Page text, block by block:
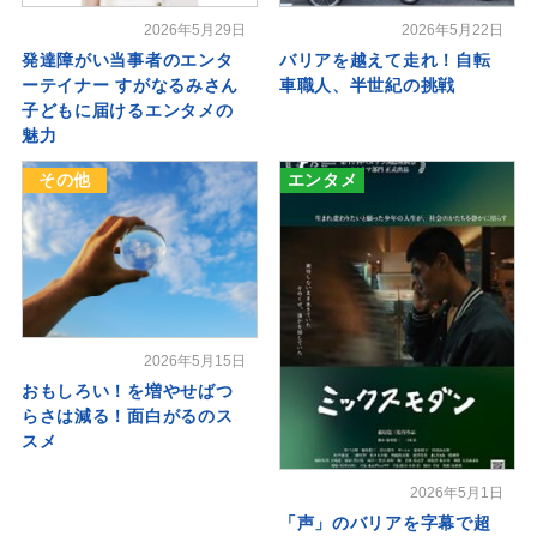
2026年5月29日
発達障がい当事者のエンタ
ーテイナー すがなるみさん
子どもに届けるエンタメの
魅力
2026年5月22日
バリアを越えて走れ！自転
車職人、半世紀の挑戦
その他
2026年5月15日
おもしろい！を増やせばつ
らさは減る！面白がるのス
スメ
エンタメ
2026年5月1日
「声」のバリアを字幕で超